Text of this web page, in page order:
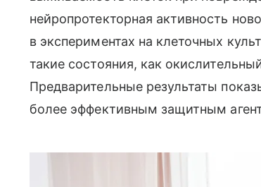
нейропротекторная активность
в экспериментах на клеточных
такие состояния, как
Предварительные результаты
более эффективным защитным